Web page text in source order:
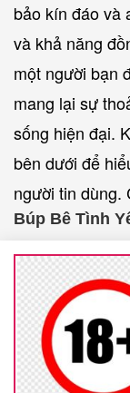
bảo kín đáo và
và khả năng
một người bạn
mang lại sự
sống hiện đại.
bên dưới để
người tin dùng.
Búp Bê Tình